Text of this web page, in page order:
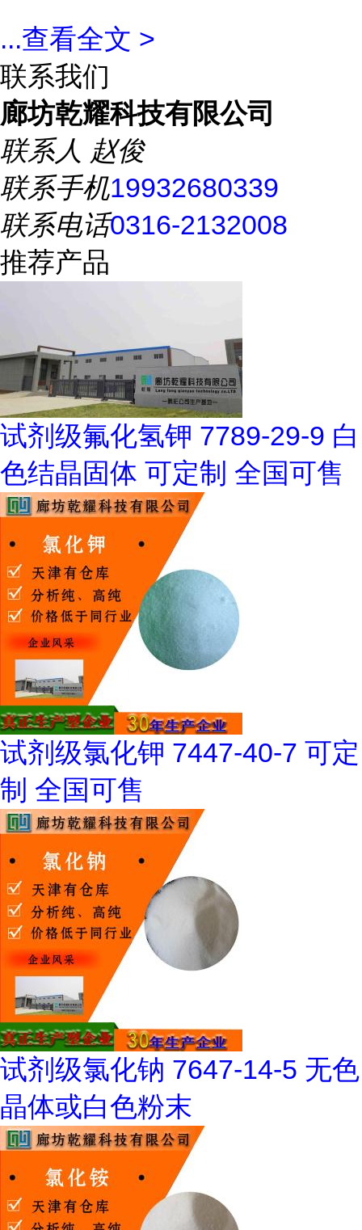
...查看全文 >
联系我们
廊坊乾耀科技有限公司
联系人 赵俊
联系手机19932680339
联系电话0316-2132008
推荐产品
试剂级氟化氢钾 7789-29-9 白
色结晶固体 可定制 全国可售
试剂级氯化钾 7447-40-7 可定
制 全国可售
试剂级氯化钠 7647-14-5 无色
晶体或白色粉末